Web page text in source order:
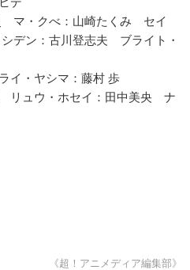
マ・クべ：山崎たくみ セイ
デン：古川登志夫 ブライト・
イ・ヤシマ：藤村 歩
リュウ・ホセイ：田中美央 ナ
《超！アニメディア編集部》